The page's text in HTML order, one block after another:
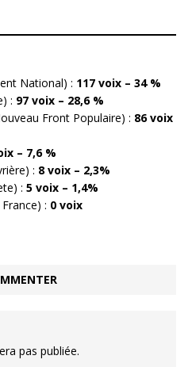
National) : 117 voix – 34 %
: 97 voix – 28,6 %
Front Populaire) : 86 voix
– 7,6 %
: 8 voix – 2,3%
: 5 voix – 1,4%
: 0 voix
pas publiée.